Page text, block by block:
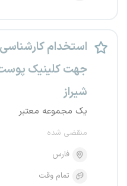
استخدام
جهت کلینیک پوست
شیراز
یک مجموعه معتبر
منقضی شده
فارس
تمام وقت